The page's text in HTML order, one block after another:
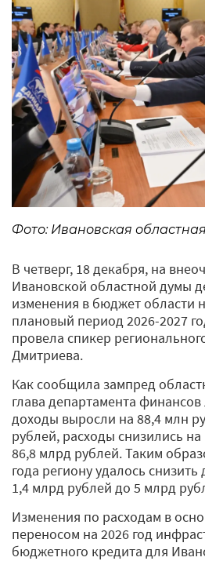
Фото: Ивановская
В четверг, 18 декабря, на
Ивановской областной думы
изменения в бюджет области
плановый период 2026-2027
провела спикер
Дмитриева.
Как сообщила зампред
глава департамента
доходы выросли на 88,4 млн
рублей, расходы снизились
86,8 млрд рублей. Таким
года региону удалось
1,4 млрд рублей до 5 млрд
Изменения по расходам в
переносом на 2026 год
бюджетного кредита для